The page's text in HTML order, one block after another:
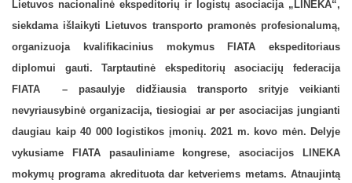
FIATA Nariai
FIATA Dokumentai
FIATA Naujienos
Lietuvos nacionalinė ekspeditorių ir logistų asociacija „LINEKA“,
siekdama išlaikyti Lietuvos transporto pramonės profesionalumą,
organizuoja kvalifikacinius mokymus FIATA ekspeditoriaus
diplomui gauti. Tarptautinė ekspeditorių asociacijų federacija
FIATA – pasaulyje didžiausia transporto srityje veikianti
nevyriausybinė organizacija, tiesiogiai ar per asociacijas jungianti
daugiau kaip 40 000 logistikos įmonių. 2021 m. kovo mėn. Delyje
vykusiame FIATA pasauliniame kongrese, asociacijos LINEKA
mokymų programa akredituota dar ketveriems metams. Atnaujintą